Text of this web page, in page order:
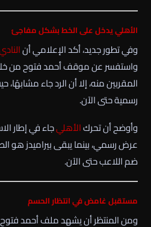
الأهلي يدخل على الخط بشكل مفاجئ
وفي تطور جديد، أكد الإعلامي أن
واستفسر عن موقف أحمد فتوح من
المقربين منه، إلا أن الرد جاء
رسمية حتى الآن.
وأوضح أن تحركالأهليجاء في إطار
عرض رسمي، بينما يبقى بيراميدز هو
ضم اللاعب حتى الآن.
مستقبل غامض في انتظار الحسم
ومن المنتظر أن يشهد ملف أحمد